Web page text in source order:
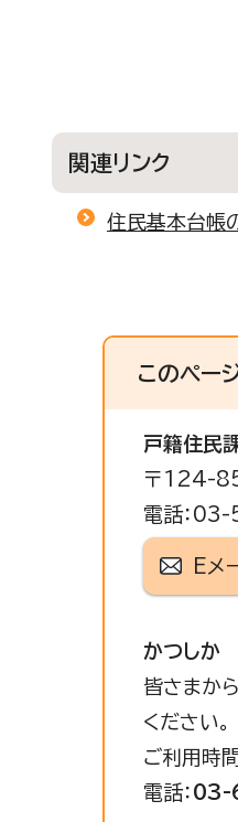
関連リンク
住民基本台帳
このペー
戸籍住民
〒124-
電話：
Eメ
かつしか
皆さまか
ください。
ご利用時
電話： 03-